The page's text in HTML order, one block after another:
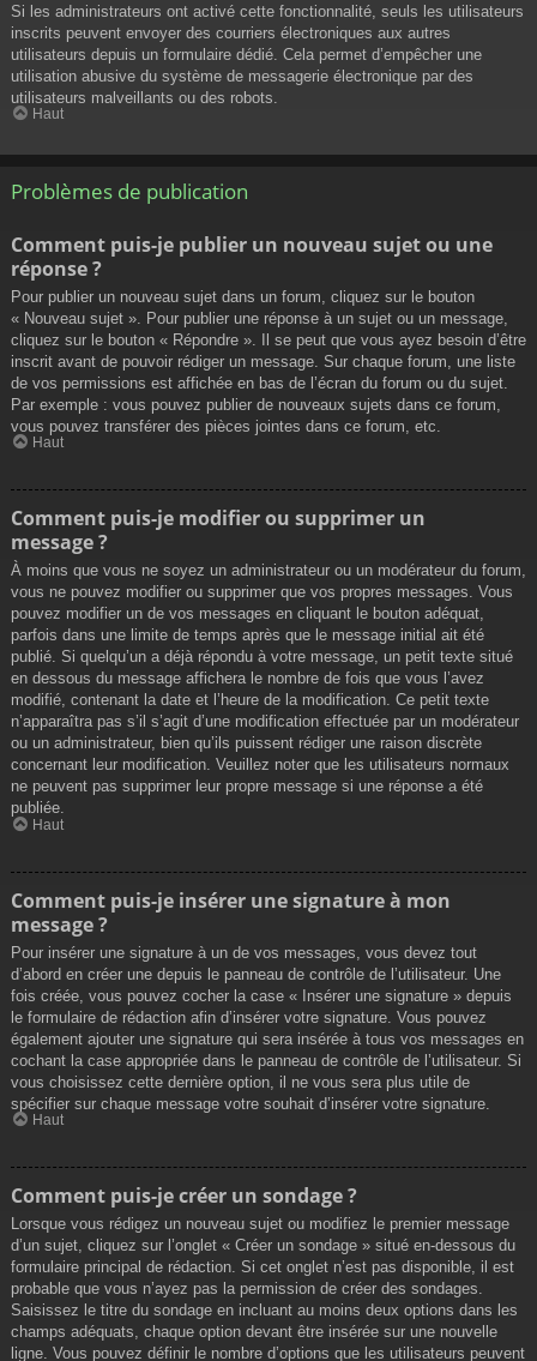
Si les administrateurs ont activé cette fonctionnalité, seuls les utilisateurs
inscrits peuvent envoyer des courriers électroniques aux autres
utilisateurs depuis un formulaire dédié. Cela permet d’empêcher une
utilisation abusive du système de messagerie électronique par des
utilisateurs malveillants ou des robots.
Haut
Problèmes de publication
Comment puis-je publier un nouveau sujet ou une
réponse ?
Pour publier un nouveau sujet dans un forum, cliquez sur le bouton
« Nouveau sujet ». Pour publier une réponse à un sujet ou un message,
cliquez sur le bouton « Répondre ». Il se peut que vous ayez besoin d’être
inscrit avant de pouvoir rédiger un message. Sur chaque forum, une liste
de vos permissions est affichée en bas de l’écran du forum ou du sujet.
Par exemple : vous pouvez publier de nouveaux sujets dans ce forum,
vous pouvez transférer des pièces jointes dans ce forum, etc.
Haut
Comment puis-je modifier ou supprimer un
message ?
À moins que vous ne soyez un administrateur ou un modérateur du forum,
vous ne pouvez modifier ou supprimer que vos propres messages. Vous
pouvez modifier un de vos messages en cliquant le bouton adéquat,
parfois dans une limite de temps après que le message initial ait été
publié. Si quelqu’un a déjà répondu à votre message, un petit texte situé
en dessous du message affichera le nombre de fois que vous l’avez
modifié, contenant la date et l’heure de la modification. Ce petit texte
n’apparaîtra pas s’il s’agit d’une modification effectuée par un modérateur
ou un administrateur, bien qu’ils puissent rédiger une raison discrète
concernant leur modification. Veuillez noter que les utilisateurs normaux
ne peuvent pas supprimer leur propre message si une réponse a été
publiée.
Haut
Comment puis-je insérer une signature à mon
message ?
Pour insérer une signature à un de vos messages, vous devez tout
d’abord en créer une depuis le panneau de contrôle de l’utilisateur. Une
fois créée, vous pouvez cocher la case « Insérer une signature » depuis
le formulaire de rédaction afin d’insérer votre signature. Vous pouvez
également ajouter une signature qui sera insérée à tous vos messages en
cochant la case appropriée dans le panneau de contrôle de l’utilisateur. Si
vous choisissez cette dernière option, il ne vous sera plus utile de
spécifier sur chaque message votre souhait d’insérer votre signature.
Haut
Comment puis-je créer un sondage ?
Lorsque vous rédigez un nouveau sujet ou modifiez le premier message
d’un sujet, cliquez sur l’onglet « Créer un sondage » situé en-dessous du
formulaire principal de rédaction. Si cet onglet n’est pas disponible, il est
probable que vous n’ayez pas la permission de créer des sondages.
Saisissez le titre du sondage en incluant au moins deux options dans les
champs adéquats, chaque option devant être insérée sur une nouvelle
ligne. Vous pouvez définir le nombre d’options que les utilisateurs peuvent